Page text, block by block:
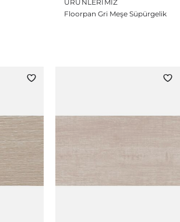
ÜRÜNLERIMIZ
Floorpan Gri Meşe Süpürgelik